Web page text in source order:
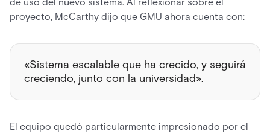
proyecto, McCarthy dijo que GMU ahora cuenta con:
«Sistema escalable que ha crecido, y seguirá
creciendo, junto con la universidad».
El equipo quedó particularmente impresionado por el